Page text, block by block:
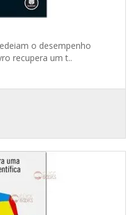
o desempenho
recupera um t..